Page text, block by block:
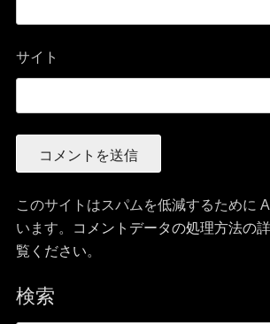
サイト
このサイトはスパムを低減するために
います。
コメントデータの処理方法の
覧ください。
検索